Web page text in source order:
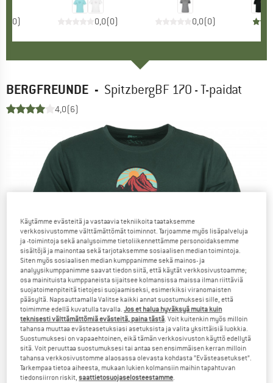
0) 0,0(0) 0,0(0)
BERGFREUNDE - SpitzbergBF 170 - T-paidat
4,0(6)
Käytämme evästeitä ja vastaavia tekniikoita taataksemme
verkkosivustomme välttämättömät toiminnot. Tarjoamme myös lisäpalveluja
ja -toimintoja sekä analysoimme tietoliikennettämme personoidaksemme
sisältöjä ja mainontaa sekä tarjotaksemme sosiaalisen median toimintoja.
Siten myös sosiaalisen median kumppanimme sekä mainos- ja
analyysikumppanimme saavat tiedon siitä, että käytät verkkosivustoamme;
osa mainituista kumppaneista sijaitsee kolmansissa maissa ilman riittäviä
suojatoimenpiteitä tietojesi suojaamiseksi, esimerkiksi viranomaisten
pääsyltä. Napsauttamalla Valitse kaikki annat suostumuksesi sille, että
toimimme edellä kuvatulla tavalla.Jos et halua hyväksyä muita kuin
teknisesti välttämättömiä evästeitä, paina tästä. Voit kuitenkin myös milloin
tahansa muuttaa evästeasetuksiasi asetuksista ja valita yksittäisiä luokkia.
Suostumuksesi on vapaaehtoinen, eikä tämän verkkosivuston käyttö edellytä
sitä. Voit peruuttaa suostumuksesi tai antaa sen ensimmäisen kerran milloin
tahansa verkkosivustomme alaosassa olevasta kohdasta ”Evästeasetukset”.
Tarkempaa tietoa aiheesta, mukaan lukien kolmansiin maihin tapahtuvan
tiedonsiirron riskit,saattietosuojaselosteestamme.